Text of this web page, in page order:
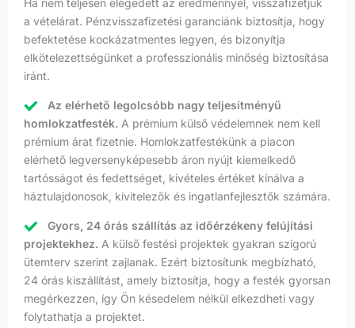
Ha nem teljesen elégedett az eredménnyel, visszafizetjük
a vételárat. Pénzvisszafizetési garanciánk biztosítja, hogy
befektetése kockázatmentes legyen, és bizonyítja
elkötelezettségünket a professzionális minőség biztosítása
iránt.
Az elérhető legolcsóbb nagy teljesítményű
homlokzatfesték. A prémium külső védelemnek nem kell
prémium árat fizetnie. Homlokzatfestékünk a piacon
elérhető legversenyképesebb áron nyújt kiemelkedő
tartósságot és fedettséget, kivételes értéket kínálva a
háztulajdonosok, kivitelezők és ingatlanfejlesztők számára.
Gyors, 24 órás szállítás az időérzékeny felújítási
projektekhez. A külső festési projektek gyakran szigorú
ütemterv szerint zajlanak. Ezért biztosítunk megbízható,
24 órás kiszállítást, amely biztosítja, hogy a festék gyorsan
megérkezzen, így Ön késedelem nélkül elkezdheti vagy
folytathatja a projektet.